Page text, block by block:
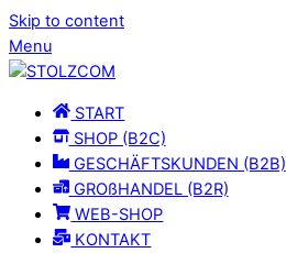
Skip to content
Menu
START
SHOP (B2C)
GESCHÄFTSKUNDEN (B2B)
GROßHANDEL (B2R)
WEB-SHOP
KONTAKT